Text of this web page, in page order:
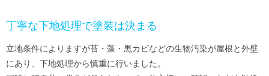
丁寧な下地処理で塗装は決まる
立地条件によりますが苔・藻・黒カビなどの生物汚染が屋根と外壁
にあり、下地処理から慎重に行いました。